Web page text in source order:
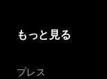
もっと見る
プレス